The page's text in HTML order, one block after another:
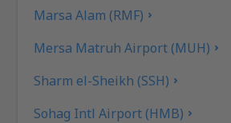
Marsa Alam (RMF)
Mersa Matruh Airport (MUH)
Sharm el-Sheikh (SSH)
Sohag Intl Airport (HMB)